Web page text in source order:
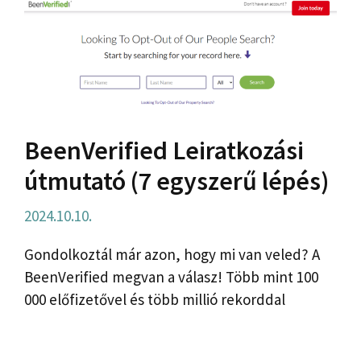
BeenVerified Leiratkozási
útmutató (7 egyszerű lépés)
2024.10.10.
Gondolkoztál már azon, hogy mi van veled? A
BeenVerified megvan a válasz! Több mint 100
000 előfizetővel és több millió rekorddal